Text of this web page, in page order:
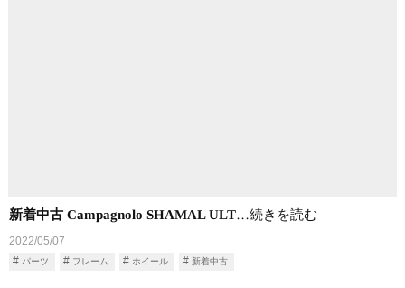
新着中古 Campagnolo SHAMAL ULT…続きを読む
2022/05/07
パーツ フレーム ホイール 新着中古